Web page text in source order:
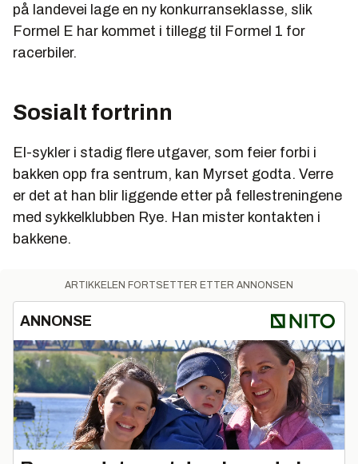
på landevei lage en ny konkurranseklasse, slik
Formel E har kommet i tillegg til Formel 1 for
racerbiler.
Sosialt fortrinn
El-sykler i stadig flere utgaver, som feier forbi i
bakken opp fra sentrum, kan Myrset godta. Verre
er det at han blir liggende etter på fellestreningene
med sykkelklubben Rye. Han mister kontakten i
bakkene.
ARTIKKELEN FORTSETTER ETTER ANNONSEN
ANNONSE